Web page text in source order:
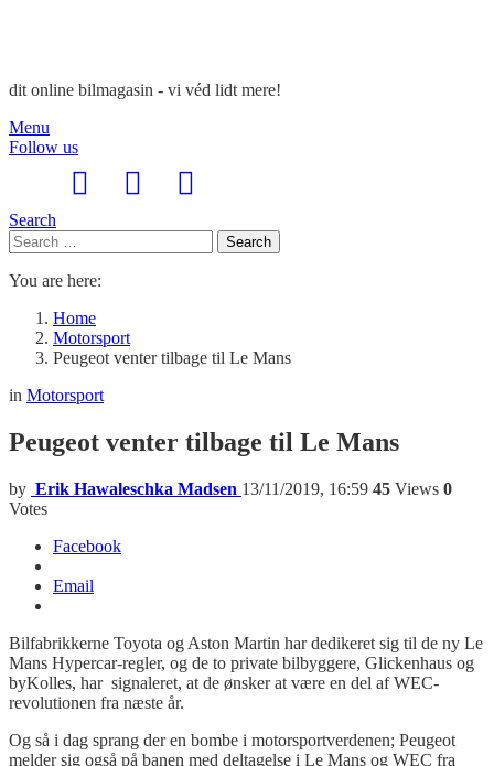
dit online bilmagasin - vi véd lidt mere!
Menu
Follow us
Search
Search
for:
Search
You are here:
Home
Motorsport
Peugeot venter tilbage til Le Mans
in Motorsport
Peugeot venter tilbage til Le Mans
by Erik Hawaleschka Madsen 13/11/2019, 16:59 45 Views 0
Votes
Facebook
Email
Bilfabrikkerne Toyota og Aston Martin har dedikeret sig til de ny Le
Mans Hypercar-regler, og de to private bilbyggere, Glickenhaus og
byKolles, har signaleret, at de ønsker at være en del af WEC-
revolutionen fra næste år.
Og så i dag sprang der en bombe i motorsportverdenen; Peugeot
melder sig også på banen med deltagelse i Le Mans og WEC fra